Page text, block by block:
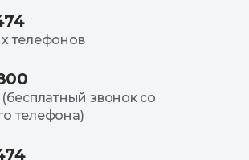
телефонов
звонок со
телефона)